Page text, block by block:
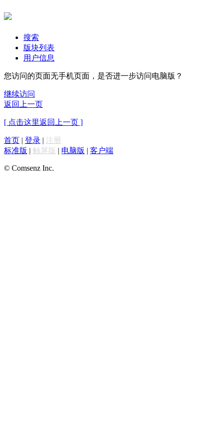
搜索
版块列表
用户信息
您访问的页面无手机页面，是否进一步访问电脑版？
继续访问
返回上一页
[ 点击这里返回上一页 ]
首页 | 登录 | 注册
标准版 | 触屏版 | 电脑版 | 客户端
© Comsenz Inc.